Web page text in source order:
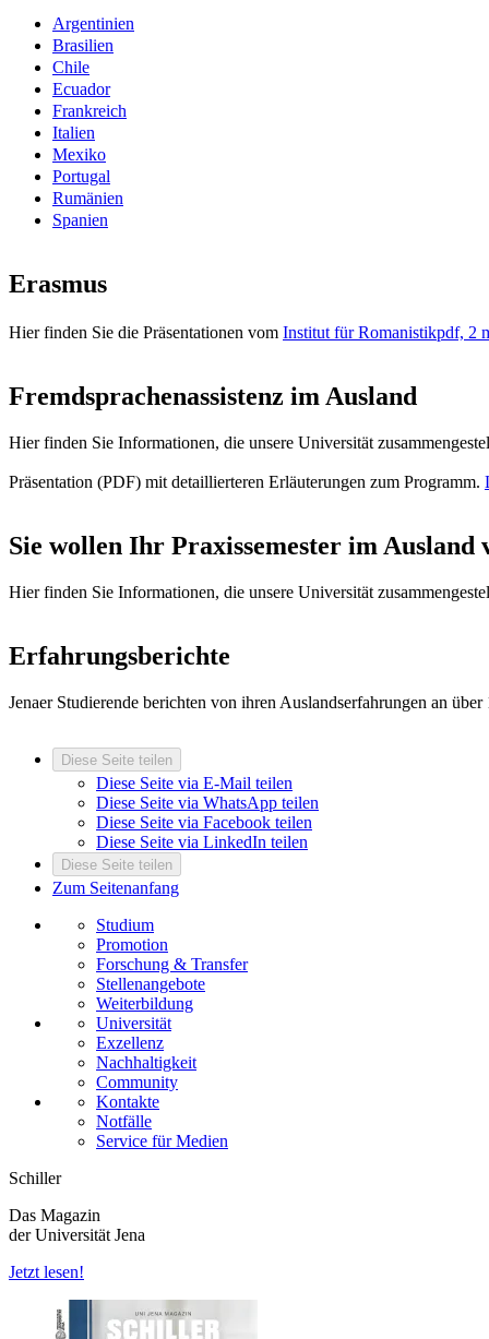
Argentinien
Brasilien
Chile
Ecuador
Frankreich
Italien
Mexiko
Portugal
Rumänien
Spanien
Erasmus
Hier finden Sie die Präsentationen vom Institut für Romanistikpdf, 2
Fremdsprachenassistenz im Ausland
Hier finden Sie Informationen, die unsere Universität
Präsentation (PDF) mit detaillierteren Erläuterungen zum Programm.
Sie wollen Ihr Praxissemester im Ausland
Hier finden Sie Informationen, die unsere Universität
Erfahrungsberichte
Jenaer Studierende berichten von ihren Auslandserfahrungen an
Diese Seite teilen
Diese Seite via E-Mail teilen
Diese Seite via WhatsApp teilen
Diese Seite via Facebook teilen
Diese Seite via LinkedIn teilen
Diese Seite teilen
Zum Seitenanfang
Studium
Promotion
Forschung & Transfer
Stellenangebote
Weiterbildung
Universität
Exzellenz
Nachhaltigkeit
Community
Kontakte
Notfälle
Service für Medien
Schiller
Das Magazin
der Universität Jena
Jetzt lesen!